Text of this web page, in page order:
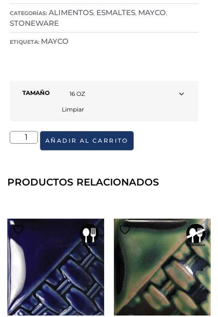
CATEGORÍAS: ALIMENTOS, ESMALTES, MAYCO,
STONEWARE
ETIQUETA: MAYCO
TAMAÑO
Limpiar
AÑADIR AL CARRITO
PRODUCTOS RELACIONADOS